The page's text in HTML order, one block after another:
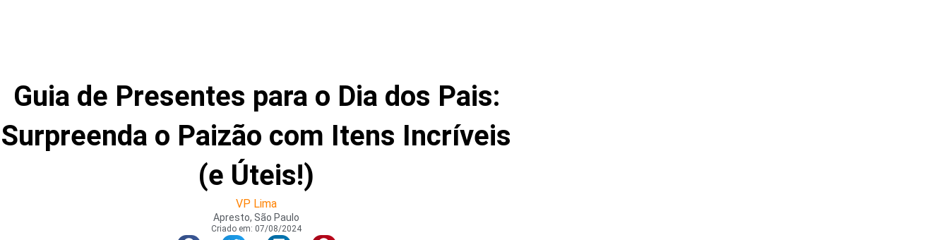
Guia de Presentes para o Dia dos Pais:
Surpreenda o Paizão com Itens Incríveis
(e Úteis!)
VP Lima
Apresto, São Paulo
Criado em: 07/08/2024